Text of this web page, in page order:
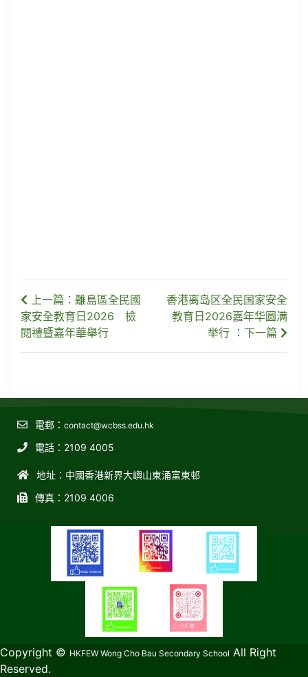
上一篇：離島區全民國
家安全教育日2026 檢
閱禮暨嘉年華舉行
香港离岛区全民国家安全
教育日2026嘉年华圆满
举行 ：下一篇
電郵： contact@wcbss.edu.hk
電話：2109 4005
地址：中國香港新界大嶼山東涌富東邨
傳真：2109 4006
教育傳媒集團 GoodSchool.hk
Copyright © HKFEW Wong Cho Bau Secondary School All Right
Reserved.